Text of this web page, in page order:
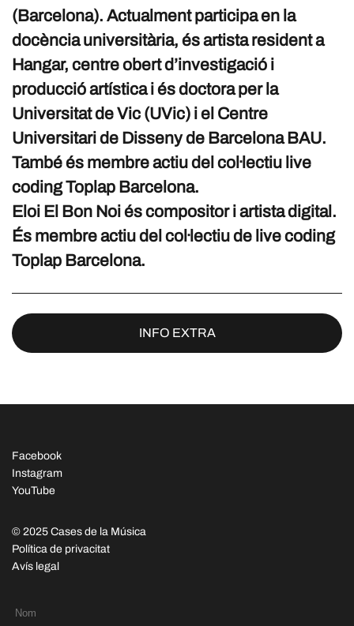
(Barcelona). Actualment participa en la
docència universitària, és artista resident a
Hangar, centre obert d’investigació i
producció artística i és doctora per la
Universitat de Vic (UVic) i el Centre
Universitari de Disseny de Barcelona BAU.
També és membre actiu del col·lectiu live
coding Toplap Barcelona.
Eloi El Bon Noi és compositor i artista digital.
És membre actiu del col·lectiu de live coding
Toplap Barcelona.
INFO EXTRA
Facebook
Instagram
YouTube
© 2025 Cases de la Música
Política de privacitat
Avís legal